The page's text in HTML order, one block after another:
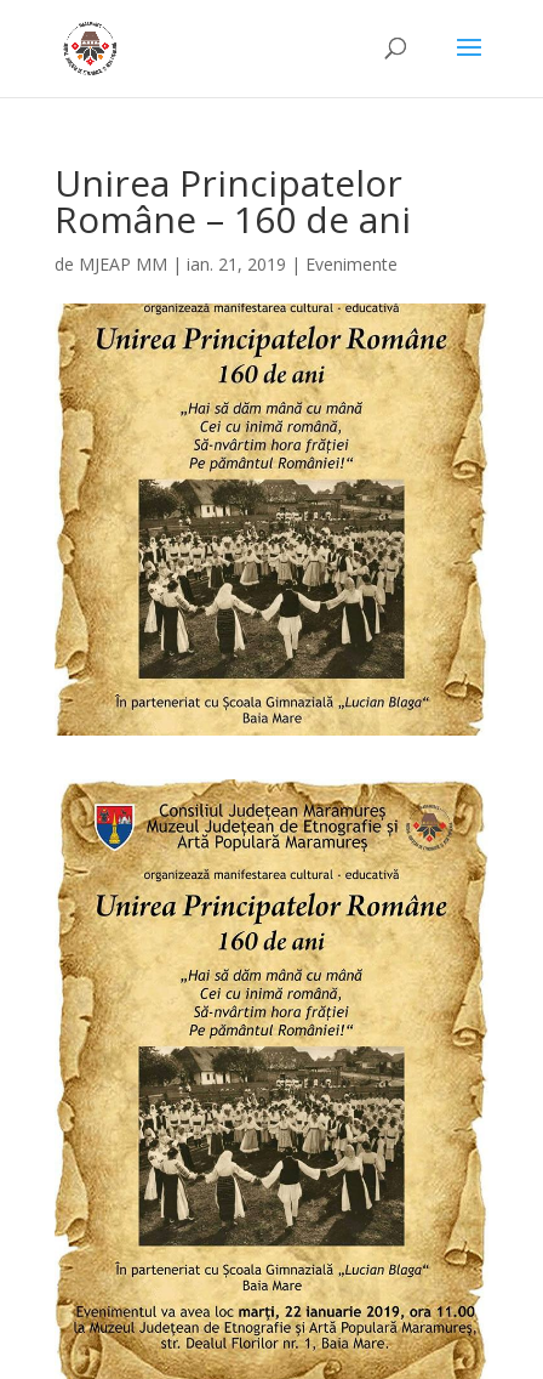
Unirea Principatelor
Române – 160 de ani
de MJEAP MM | ian. 21, 2019 | Evenimente